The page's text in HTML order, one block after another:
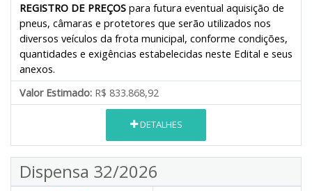
REGISTRO DE PREÇOS para futura eventual aquisição de
pneus, câmaras e protetores que serão utilizados nos
diversos veículos da frota municipal, conforme condições,
quantidades e exigências estabelecidas neste Edital e seus
anexos.
Valor Estimado: R$ 833.868,92
DETALHES
Dispensa 32/2026